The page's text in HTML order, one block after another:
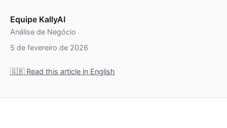
Equipe KallyAI
Análise de Negócio
5 de fevereiro de 2026
🇬🇧 Read this article in English